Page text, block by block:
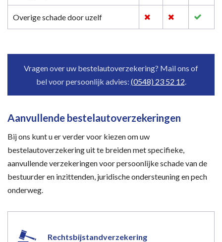
Overige schade door uzelf
Vragen over uw bestelautoverzekering? Mail ons of
bel voor persoonlijk advies: (0548) 23 52 12.
Aanvullende bestelautoverzekeringen
Bij ons kunt u er verder voor kiezen om uw
bestelautoverzekering uit te breiden met specifieke,
aanvullende verzekeringen voor persoonlijke schade van de
bestuurder en inzittenden, juridische ondersteuning en pech
onderweg.
Rechtsbijstandverzekering